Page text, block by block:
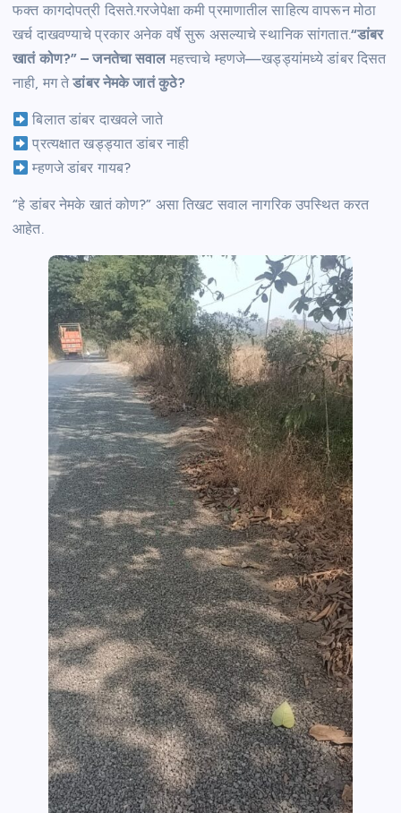
फक्त कागदोपत्री दिसते.गरजेपेक्षा कमी प्रमाणातील साहित्य वापरून मोठा
खर्च दाखवण्याचे प्रकार अनेक वर्षे सुरू असल्याचे स्थानिक सांगतात.“डांबर
खातं कोण?” – जनतेचा सवालमहत्त्वाचे म्हणजे—खड्ड्यांमध्ये डांबर दिसत
नाही, मग तेडांबर नेमके जातं कुठे?
बिलात डांबर दाखवले जाते
प्रत्यक्षात खड्ड्यात डांबर नाही
म्हणजे डांबर गायब?
“हे डांबर नेमके खातं कोण?” असा तिखट सवाल नागरिक उपस्थित करत
आहेत.